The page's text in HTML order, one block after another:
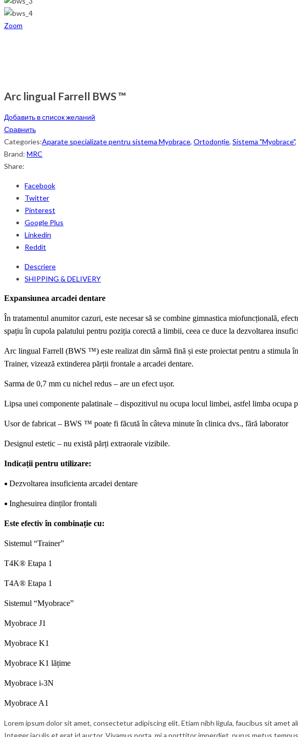
Zoom
Arc lingual Farrell BWS ™
Добавить в список желаний
Сравнить
Categories:Aparate specializate pentru sistema Myobrace, Ortodonție, Sistema "Myobrace",
Brand: MRC
Share:
Facebook
Twitter
Pinterest
Google Plus
Linkedin
Reddit
Descriere
SHIPPING & DELIVERY
Expansiunea arcadei dentare
În tratamentul anumitor cazuri, este necesar să se combine gimnastica miofuncțională,
spațiu în cupola palatului pentru poziția corectă a limbii, ceea ce duce la dezvoltarea
Arc lingual Farrell (BWS ™) este realizat din sârmă fină și este proiectat pentru a
Trainer, vizează extinderea părții frontale a arcadei dentare.
Sarma de 0,7 mm cu nichel redus – are un efect ușor.
Lipsa unei componente palatinale – dispozitivul nu ocupa locul limbei, astfel limba ocupa
Usor de fabricat – BWS ™ poate fi făcută în câteva minute în clinica dvs., fără laborator
Designul estetic – nu există părți extraorale vizibile.
Indicații pentru utilizare:
• Dezvoltarea insuficienta arcadei dentare
• Inghesuirea dinților frontali
Este efectiv în combinație cu:
Sistemul “Trainer”
T4K® Etapa 1
T4A® Etapa 1
Sistemul “Myobrace”
Myobrace J1
Myobrace K1
Myobrace K1 lățime
Myobrace i-3N
Myobrace A1
Lorem ipsum dolor sit amet, consectetur adipiscing elit. Etiam nibh ligula, faucibus sit amet
Integer iaculis et erat id auctor. Vivamus porta, mi a porttitor imperdiet, purus metus